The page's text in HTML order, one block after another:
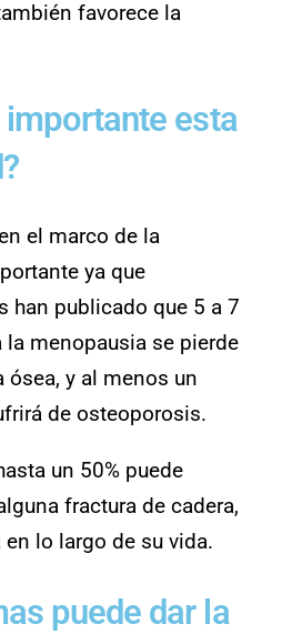
favorece la
importante esta
el marco de la
ya que
han publicado que 5 a 7
menopausia se pierde
ósea, y al menos un
de osteoporosis.
un 50% puede
fractura de cadera,
lo largo de su vida.
puede dar la